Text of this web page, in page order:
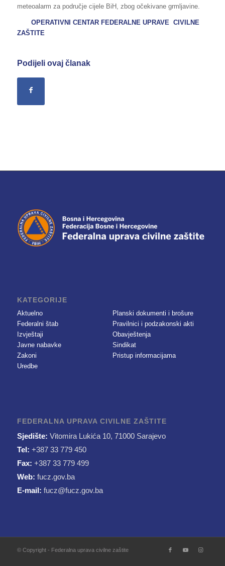
meteoalarm za područje cijele BiH, zbog očekivane grmljavine.
OPERATIVNI CENTAR FEDERALNE UPRAVE CIVILNE
ZAŠTITE
Podijeli ovaj članak
KATEGORIJE
Aktuelno
Federalni štab
Izvještaji
Javne nabavke
Zakoni
Uredbe
Planski dokumenti i brošure
Pravilnici i podzakonski akti
Obavještenja
Sindikat
Pristup informacijama
FEDERALNA UPRAVA CIVILNE ZAŠTITE
Sjedište: Vitomira Lukića 10, 71000 Sarajevo
Tel: +387 33 779 450
Fax: +387 33 779 499
Web: fucz.gov.ba
E-mail: fucz@fucz.gov.ba
© Copyright - Federalna uprava civilne zaštite